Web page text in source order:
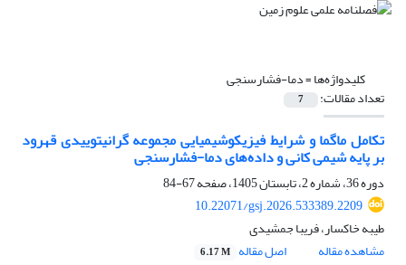
کلیدواژه‌ها =دما-فشارسنجی
تعداد مقالات: 7
تکامل ماگما و شرایط فیزیکوشیمیایی مجموعه گرانیتوییدی قهرود
بر پایه شیمی کانی و داده‌های دما-فشارسنجی
دوره 36، شماره 2، تابستان 1405، صفحه
67-84
10.22071/gsj.2026.533389.2209
طیبه خاکسار، فریبا جمشیدی
مشاهده مقاله
اصل مقاله 6.17 M